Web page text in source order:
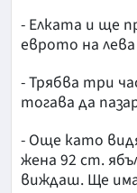
- Елката и ще
еврото на лева
- Трябва три
тогава да
- Още като
жена 92 ст.
виждаш. Ще